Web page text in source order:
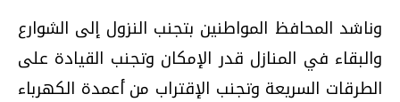
وناشد المحافظ المواطنين بتجنب النزول إلى الشوارع
والبقاء في المنازل قدر الإمكان وتجنب القيادة على
الطرقات السريعة وتجنب الإقتراب من أعمدة الكهرباء